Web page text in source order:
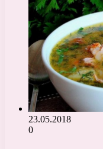
23.05.2018
0